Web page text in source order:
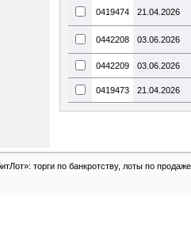
0419474 21.04.2026
0442208 03.06.2026
0442209 03.06.2026
0419473 21.04.2026
торги по банкротству, лоты по